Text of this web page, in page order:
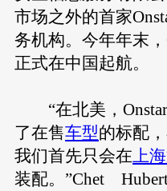
市场之外的首家
务机构。今年年末
正式在中国起航。
“在北美，Onstar
了在售车型的标配
我们首先只会在上
装配。”Chet